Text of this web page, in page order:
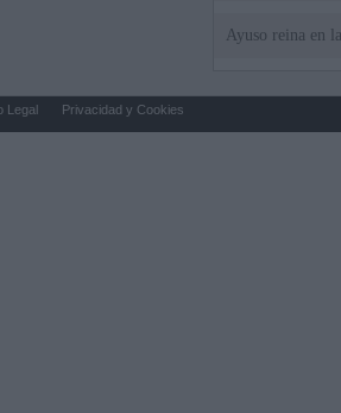
Ayuso reina en
Legal Privacidad y Cookies